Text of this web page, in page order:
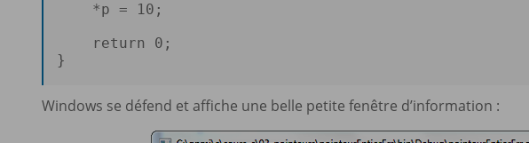
*p = 10 ;
return
0 ;
}
Windows se défend et affiche une belle petite fenêtre d’information :